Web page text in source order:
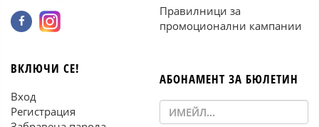
Правилници за
промоционални кампании
ВКЛЮЧИ СЕ!
Вход
Регистрация
АБОНАМЕНТ ЗА БЮЛЕТИН